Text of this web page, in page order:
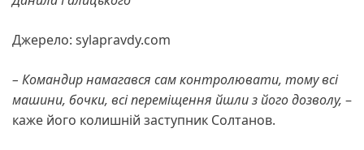
Джерело: sylapravdy.com
– Командир намагався сам контролювати, тому всі
машини, бочки, всі переміщення йшли з його дозволу, –
каже його колишній заступник Солтанов.